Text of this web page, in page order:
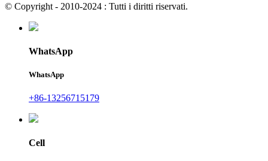
© Copyright - 2010-2024 : Tutti i diritti riservati.
WhatsApp
WhatsApp
+86-13256715179
Cell